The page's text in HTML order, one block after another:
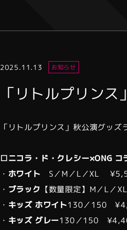
2025.11.13 お知らせ
「リトルプリン
「リトルプリンス」秋公演グッズ
□ニコラ・ド・クレシー×ONG コ
・ ホワイト S／M／L／XL
・ ブラック 【数量限定】M／L
・ キッズ ホワイト130／150
・ キッズ グレー130／150